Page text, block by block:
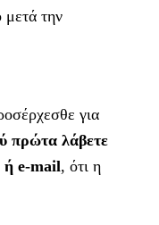
μετά την
για
πρώτα λάβετε
ή e-mail, ότι η